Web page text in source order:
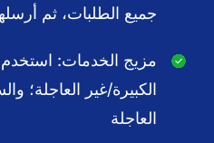
جميع الطلبات، ثم
مزيج الخدمات:
الكبيرة/غير العاجلة؛
العاجلة